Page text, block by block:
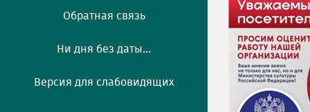
Обратная связь
Ни дня без даты...
Версия для слабовидящих